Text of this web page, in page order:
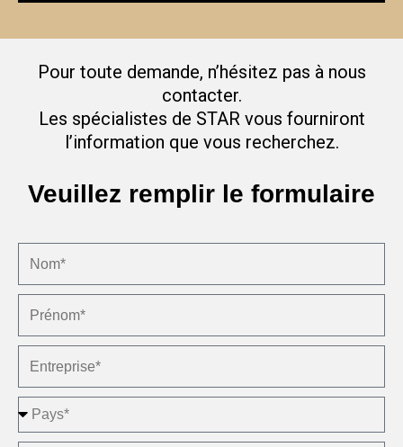
Pour toute demande, n’hésitez pas à nous
contacter.
Les spécialistes de STAR vous fourniront
l’information que vous recherchez.
Veuillez remplir le formulaire